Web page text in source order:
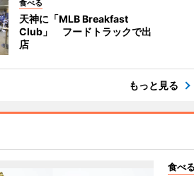
食べる
天神に「MLB Breakfast
Club」 フードトラックで出
店
もっと見る
食べる